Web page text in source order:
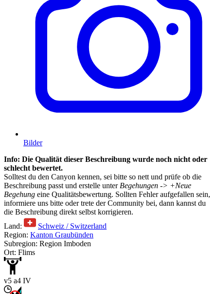
Bilder
Info: Die Qualität dieser Beschreibung wurde noch nicht oder
schlecht bewertet.
Solltest du den Canyon kennen, sei bitte so nett und prüfe ob die
Beschreibung passt und erstelle unter Begehungen -> +Neue
Begehung eine Qualitätsbewertung. Sollten Fehler aufgefallen sein,
informiere uns bitte oder trete der Community bei, dann kannst du
die Beschreibung direkt selbst korrigieren.
Land:
Schweiz / Switzerland
Region: Kanton Graubünden
Subregion: Region Imboden
Ort: Flims
v5 a4 IV